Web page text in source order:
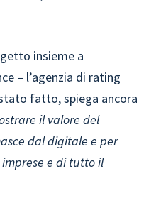
insieme a
– l’agenzia di rating
fatto, spiega ancora
il valore del
dal digitale e per
e di tutto il